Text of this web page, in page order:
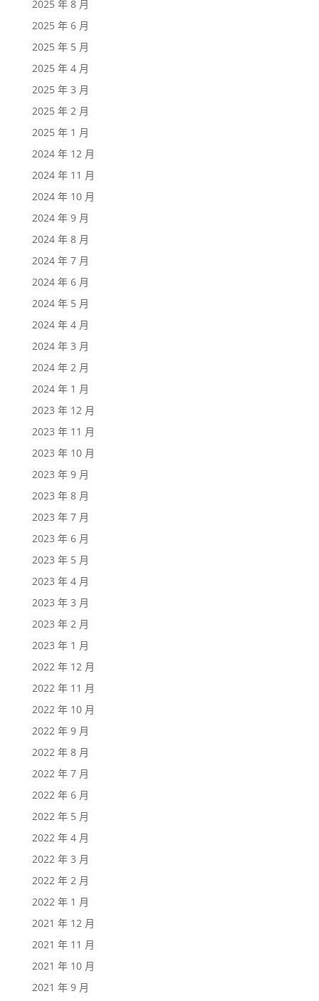
2025 年 8 月
2025 年 6 月
2025 年 5 月
2025 年 4 月
2025 年 3 月
2025 年 2 月
2025 年 1 月
2024 年 12 月
2024 年 11 月
2024 年 10 月
2024 年 9 月
2024 年 8 月
2024 年 7 月
2024 年 6 月
2024 年 5 月
2024 年 4 月
2024 年 3 月
2024 年 2 月
2024 年 1 月
2023 年 12 月
2023 年 11 月
2023 年 10 月
2023 年 9 月
2023 年 8 月
2023 年 7 月
2023 年 6 月
2023 年 5 月
2023 年 4 月
2023 年 3 月
2023 年 2 月
2023 年 1 月
2022 年 12 月
2022 年 11 月
2022 年 10 月
2022 年 9 月
2022 年 8 月
2022 年 7 月
2022 年 6 月
2022 年 5 月
2022 年 4 月
2022 年 3 月
2022 年 2 月
2022 年 1 月
2021 年 12 月
2021 年 11 月
2021 年 10 月
2021 年 9 月